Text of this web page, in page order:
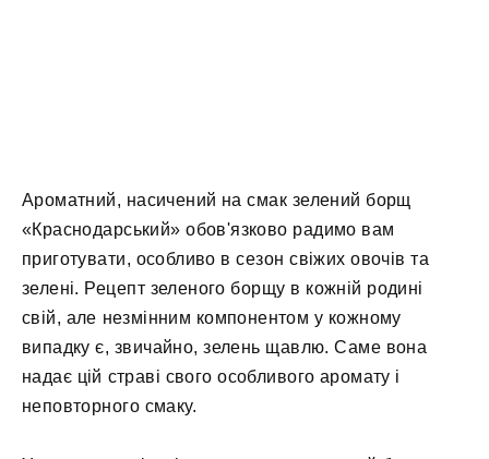
Ароматний, насичений на смак зелений борщ
«Краснодарський» обов'язково радимо вам
приготувати, особливо в сезон свіжих овочів та
зелені. Рецепт зеленого борщу в кожній родині
свій, але незмінним компонентом у кожному
випадку є, звичайно, зелень щавлю. Саме вона
надає цій страві свого особливого аромату і
неповторного смаку.